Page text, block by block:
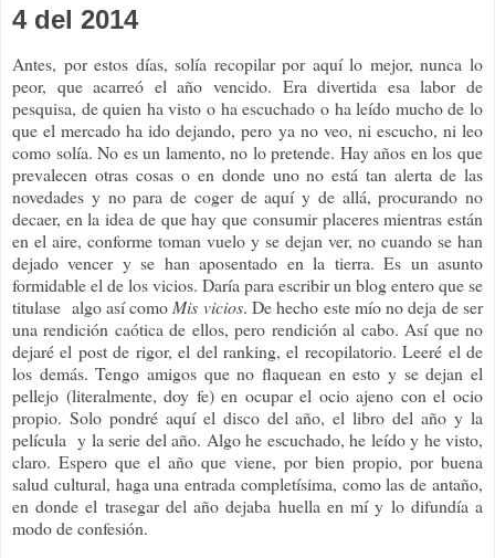
4 del 2014
Antes, por estos días, solía recopilar por aquí lo mejor, nunca lo
peor, que acarreó el año vencido. Era divertida esa labor de
pesquisa, de quien ha visto o ha escuchado o ha leído mucho de lo
que el mercado ha ido dejando, pero ya no veo, ni escucho, ni leo
como solía. No es un lamento, no lo pretende. Hay años en los que
prevalecen otras cosas o en donde uno no está tan alerta de las
novedades y no para de coger de aquí y de allá, procurando no
decaer, en la idea de que hay que consumir placeres mientras están
en el aire, conforme toman vuelo y se dejan ver, no cuando se han
dejado vencer y se han aposentado en la tierra. Es un asunto
formidable el de los vicios. Daría para escribir un blog entero que se
titulase algo así comoMis vicios. De hecho este mío no deja de ser
una rendición caótica de ellos, pero rendición al cabo. Así que no
dejaré el post de rigor, el del ranking, el recopilatorio. Leeré el de
los demás. Tengo amigos que no flaquean en esto y se dejan el
pellejo (literalmente, doy fe) en ocupar el ocio ajeno con el ocio
propio. Solo pondré aquí el disco del año, el libro del año y la
película y la serie del año. Algo he escuchado, he leído y he visto,
claro. Espero que el año que viene, por bien propio, por buena
salud cultural, haga una entrada completísima, como las de antaño,
en donde el trasegar del año dejaba huella en mí y lo difundía a
modo de confesión.